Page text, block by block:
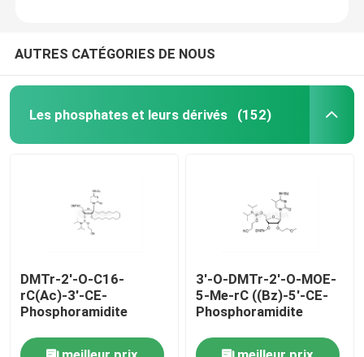
Produits
Vidéos
AUTRES CATÉGORIES DE NOUS
Les phosphates et leurs dérivés (152)
DMTr-2'-O-C16-
rC(Ac)-3'-CE-
Phosphoramidite
3'-O-DMTr-2'-O-MOE-
5-Me-rC ((Bz)-5'-CE-
Phosphoramidite